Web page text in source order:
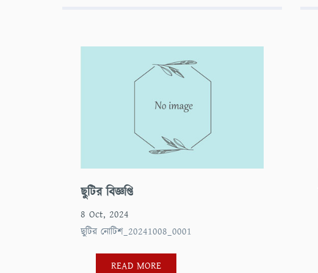
ছুটির বিজ্ঞপ্তি
8 Oct, 2024
ছুটির নোটিশ_20241008_0001
READ MORE